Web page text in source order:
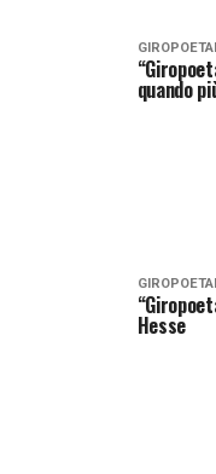
quando
Hesse